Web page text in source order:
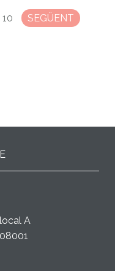
SEGÜENT
A